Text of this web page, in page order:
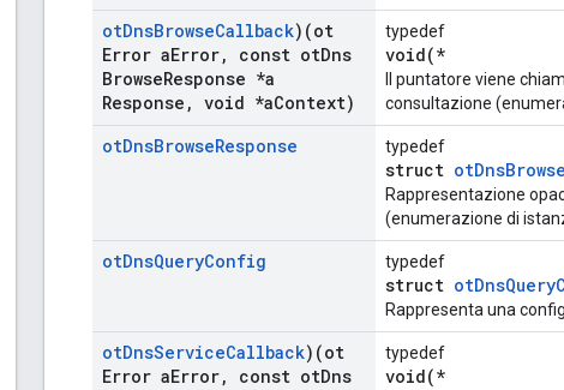
otDnsBrowseCallback)(ot
Error aError, const otDns
BrowseResponse *a
Response , void *aContext)
typedef
void(*
Il puntatore viene
consultazione
otDnsBrowseResponse typedef
struct
Rappresentazione
(enumerazione di
otDnsQueryConfig typedef
struct
Rappresenta una
otDnsServiceCallback)(ot
Error aError, const otDns
typedef
void(*